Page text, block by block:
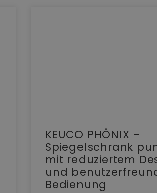
KEUCO PHÖNIX –
Spiegelschrank
mit reduziertem
und
Bedienung